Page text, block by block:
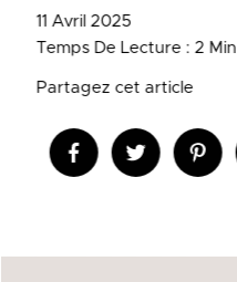
11 Avril 2025
Temps De Lecture : 2 Min
Partagez cet article